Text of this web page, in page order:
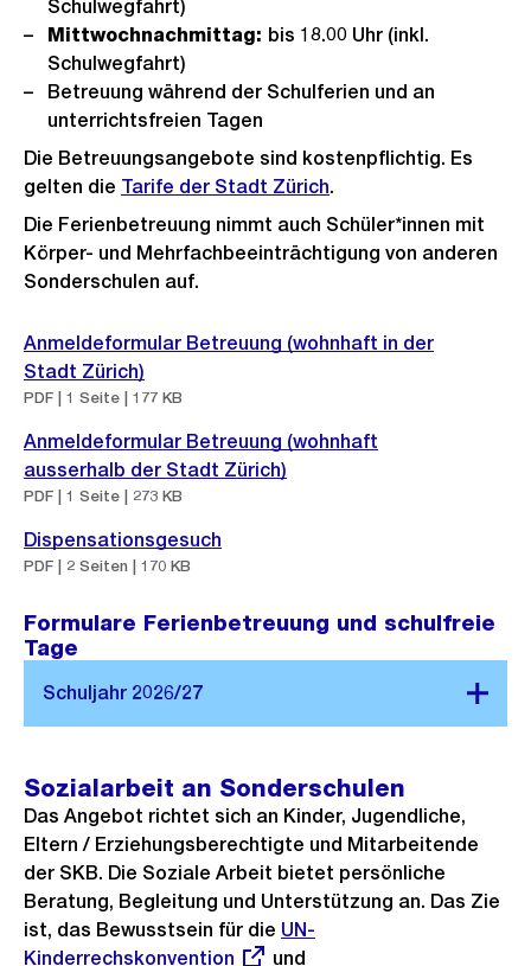
Schulwegfahrt)
Mittwochnachmittag: bis 18.00 Uhr (inkl.
Schulwegfahrt)
Betreuung während der Schulferien und an
unterrichtsfreien Tagen
Die Betreuungsangebote sind kostenpflichtig. Es
gelten die Tarife der Stadt Zürich.
Die Ferienbetreuung nimmt auch Schüler*innen mit
Körper- und Mehrfachbeeinträchtigung von anderen
Sonderschulen auf.
Anmeldeformular Betreuung (wohnhaft in der
Stadt Zürich)
PDF | 1 Seite | 177 KB
Anmeldeformular Betreuung (wohnhaft
ausserhalb der Stadt Zürich)
PDF | 1 Seite | 273 KB
Dispensationsgesuch
PDF | 2 Seiten | 170 KB
Formulare Ferienbetreuung und schulfreie
Tage
Sozialarbeit an Sonderschulen
Das Angebot richtet sich an Kinder, Jugendliche,
Eltern / Erziehungsberechtigte und Mitarbeitende
der SKB. Die Soziale Arbeit bietet persönliche
Beratung, Begleitung und Unterstützung an. Das Zie
ist, das Bewusstsein für die Externer
Link:
UN-
Kinderrechskonvention
und